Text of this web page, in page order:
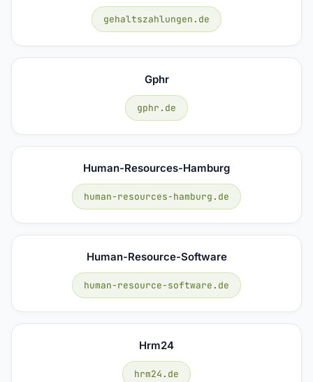
gehaltszahlungen.de
Gphr
gphr.de
Human-Resources-Hamburg
human-resources-hamburg.de
Human-Resource-Software
human-resource-software.de
Hrm24
hrm24.de